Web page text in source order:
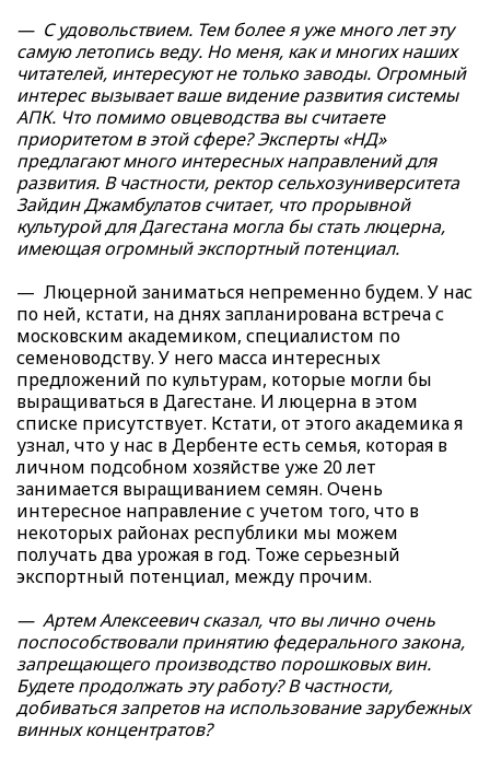
— С удовольствием. Тем более я уже много лет эту
самую летопись веду. Но меня, как и многих наших
читателей, интересуют не только заводы. Огромный
интерес вызывает ваше видение развития системы
АПК. Что помимо овцеводства вы считаете
приоритетом в этой сфере? Эксперты «НД»
предлагают много интересных направлений для
развития. В частности, ректор сельхозуниверситета
Зайдин Джамбулатов считает, что прорывной
культурой для Дагестана могла бы стать люцерна,
имеющая огромный экспортный потенциал.
— Люцерной заниматься непременно будем. У нас
по ней, кстати, на днях запланирована встреча с
московским академиком, специалистом по
семеноводству. У него масса интересных
предложений по культурам, которые могли бы
выращиваться в Дагестане. И люцерна в этом
списке присутствует. Кстати, от этого академика я
узнал, что у нас в Дербенте есть семья, которая в
личном подсобном хозяйстве уже 20 лет
занимается выращиванием семян. Очень
интересное направление с учетом того, что в
некоторых районах республики мы можем
получать два урожая в год. Тоже серьезный
экспортный потенциал, между прочим.
— Артем Алексеевич сказал, что вы лично очень
поспособствовали принятию федерального закона,
запрещающего производство порошковых вин.
Будете продолжать эту работу? В частности,
добиваться запретов на использование зарубежных
винных концентратов?